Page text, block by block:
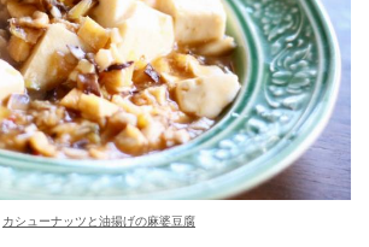
カシューナッツと油揚げの麻婆豆腐